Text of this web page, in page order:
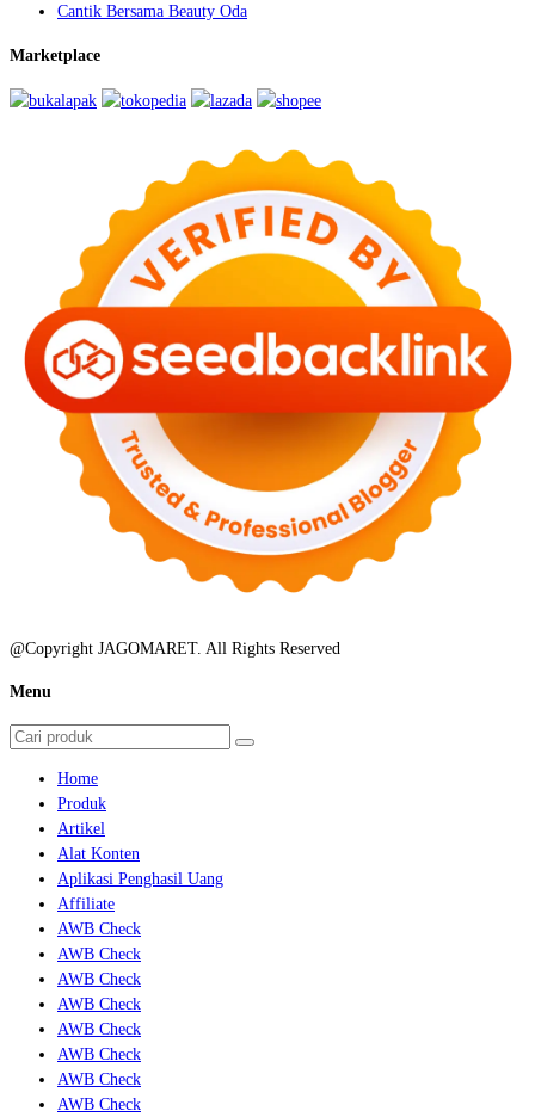
Cantik Bersama Beauty Oda
Marketplace
@Copyright JAGOMARET. All Rights Reserved
Menu
Home
Produk
Artikel
Alat Konten
Aplikasi Penghasil Uang
Affiliate
AWB Check
AWB Check
AWB Check
AWB Check
AWB Check
AWB Check
AWB Check
AWB Check